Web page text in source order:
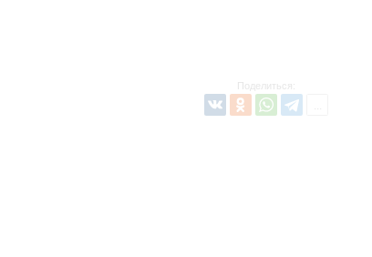
Поделиться: